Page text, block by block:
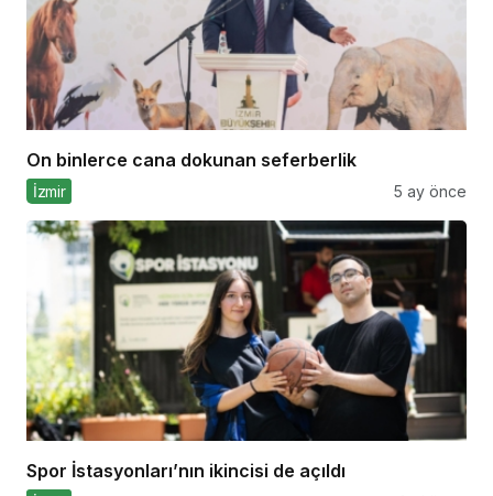
On binlerce cana dokunan seferberlik
İzmir 5 ay önce
Spor İstasyonları’nın ikincisi de açıldı